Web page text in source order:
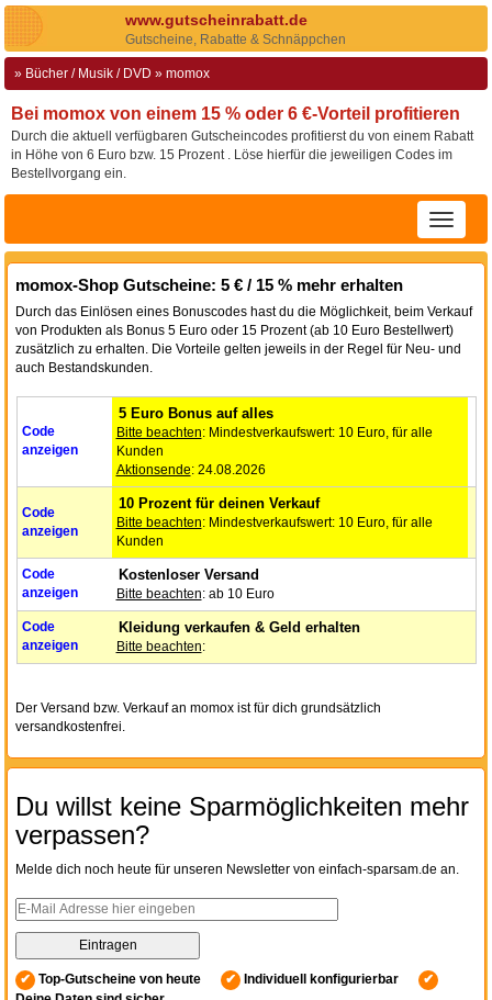
www.gutscheinrabatt.de
Gutscheine, Rabatte & Schnäppchen
» Bücher / Musik / DVD »momox
Bei momox von einem 15 % oder 6 €-Vorteil profitieren
Durch die aktuell verfügbaren Gutscheincodes profitierst du von einem Rabatt
in Höhe von 6 Euro bzw. 15 Prozent . Löse hierfür die jeweiligen Codes im
Bestellvorgang ein.
momox-Shop Gutscheine: 5 € / 15 % mehr erhalten
Durch das Einlösen eines Bonuscodes hast du die Möglichkeit, beim Verkauf
von Produkten als Bonus 5 Euro oder 15 Prozent (ab 10 Euro Bestellwert)
zusätzlich zu erhalten. Die Vorteile gelten jeweils in der Regel für Neu- und
auch Bestandskunden.
Code
anzeigen
5 Euro Bonus auf alles
Bitte beachten: Mindestverkaufswert: 10 Euro, für alle
Kunden
Aktionsende: 24.08.2026
Code
anzeigen
10 Prozent für deinen Verkauf
Bitte beachten: Mindestverkaufswert: 10 Euro, für alle
Kunden
Code
anzeigen
Kostenloser Versand
Bitte beachten: ab 10 Euro
Code
anzeigen
Kleidung verkaufen & Geld erhalten
Bitte beachten:
Der Versand bzw. Verkauf an momox ist für dich grundsätzlich
versandkostenfrei.
Du willst keine Sparmöglichkeiten mehr
verpassen?
Melde dich noch heute für unseren Newsletter von einfach-sparsam.de an.
✔ Top-Gutscheine von heute ✔ Individuell konfigurierbar
✔